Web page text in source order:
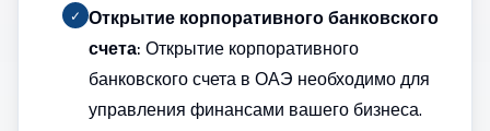
✓ Открытие корпоративного банковского
счета:Открытие корпоративного
банковского счета в ОАЭ необходимо для
управления финансами вашего бизнеса.